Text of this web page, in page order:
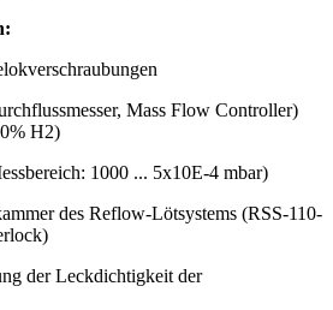
Mass Flow Controller)
H2)
1000 ... 5x10E-4 mbar)
des Reflow-Lötsystems (RSS-110-
der Leckdichtigkeit der